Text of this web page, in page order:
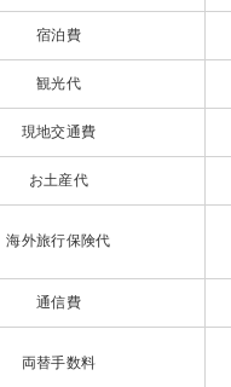
宿泊費
観光代
現地交通費
お土産代
海外旅行保険代
通信費
両替手数料